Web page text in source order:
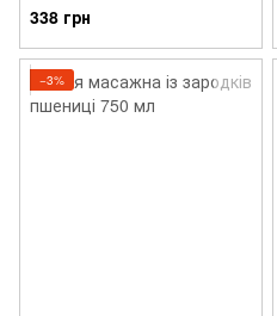
338 грн
−3%